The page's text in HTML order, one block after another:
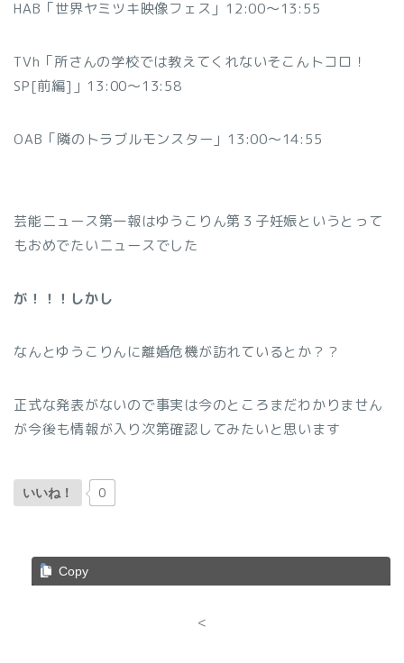
HAB「世界ヤミツキ映像フェス」12:00～13:55
TVh「所さんの学校では教えてくれないそこんトコロ！
SP[前編]」13:00～13:58
OAB「隣のトラブルモンスター」13:00～14:55
芸能ニュース第一報はゆうこりん第３子妊娠というとって
もおめでたいニュースでした
が！！！しかし
なんとゆうこりんに離婚危機が訪れているとか？？
正式な発表がないので事実は今のところまだわかりません
が今後も情報が入り次第確認してみたいと思います
いいね！ 0
Copy
<